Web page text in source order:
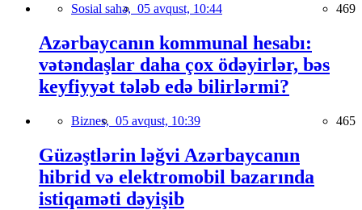
Sosial sahə, 05 avqust, 10:44 469
Azərbaycanın kommunal hesabı:
vətəndaşlar daha çox ödəyirlər, bəs
keyfiyyət tələb edə bilirlərmi?
Biznes, 05 avqust, 10:39 465
Güzəştlərin ləğvi Azərbaycanın
hibrid və elektromobil bazarında
istiqaməti dəyişib